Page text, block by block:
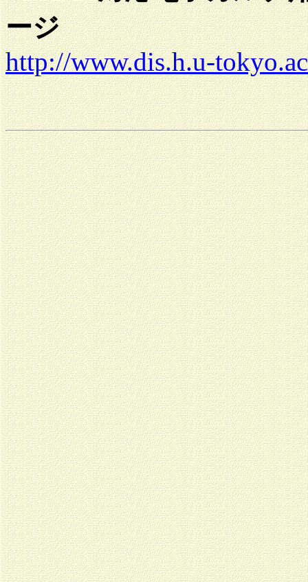
ージ
http://www.dis.h.u-